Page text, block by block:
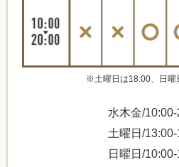
※土曜日は18:00、日曜
水木金/
土曜日/
日曜日/